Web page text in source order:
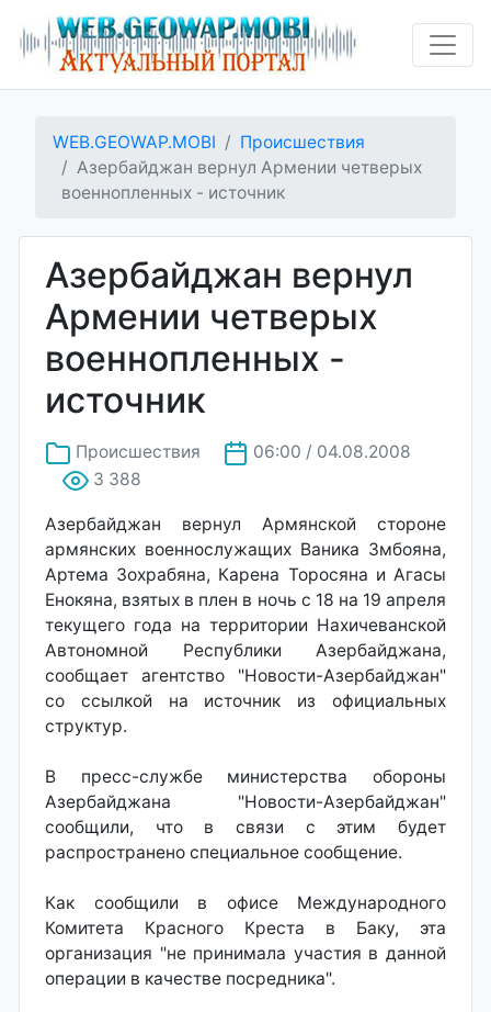
WEB.GEOWAP.MOBI
Происшествия
Азербайджан вернул Армении четверых
военнопленных - источник
Азербайджан вернул
Армении четверых
военнопленных -
источник
Происшествия
06:00 / 04.08.2008
3 388
Азербайджан вернул Армянской стороне
армянских военнослужащих Ваника Змбояна,
Артема Зохрабяна, Карена Торосяна и Агасы
Енокяна, взятых в плен в ночь с 18 на 19 апреля
текущего года на территории Нахичеванской
Автономной Республики Азербайджана,
сообщает агентство "Новости-Азербайджан"
со ссылкой на источник из официальных
структур.
В пресс-службе министерства обороны
Азербайджана "Новости-Азербайджан"
сообщили, что в связи с этим будет
распространено специальное сообщение.
Как сообщили в офисе Международного
Комитета Красного Креста в Баку, эта
организация "не принимала участия в данной
операции в качестве посредника".